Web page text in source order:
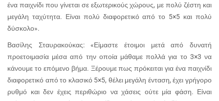
ένα παιχνίδι που γίνεται σε εξωτερικούς χώρους, με πολύ ζέστη και
μεγάλη ταχύτητα. Είναι πολύ διαφορετικό από το 5×5 και πολύ
δύσκολο».
Βασίλης Σταυρακούκας: «Είμαστε έτοιμοι μετά από δυνατή
προετοιμασία μέσα από την οποία μάθαμε πολλά για το 3×3 να
κάνουμε το επόμενο βήμα. Ξέρουμε πως πρόκειται για ένα παιχνίδι
διαφορετικό από το κλασικό 5×5, θέλει μεγάλη ένταση, έχει γρήγορο
ρυθμό και δεν έχεις περιθώριο να χάσεις ούτε μία φάση. Είναι